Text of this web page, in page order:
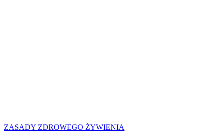
ZASADY ZDROWEGO ŻYWIENIA